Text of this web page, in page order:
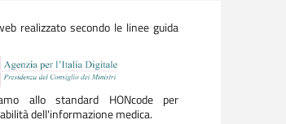
l'allattamento per i primi 6
realizzato secondo le linee guida
allo standard HONcode per
dell'informazione medica.